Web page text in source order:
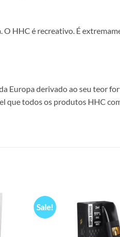
O HHC é recreativo. É
Europa derivado ao seu teor
que todos os produtos HHC
Sale!